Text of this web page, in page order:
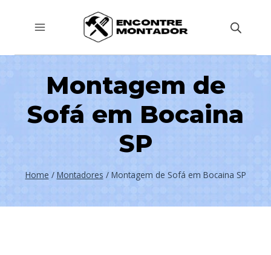
Montagem de
Sofá em Bocaina
SP
Home / Montadores / Montagem de Sofá em Bocaina SP